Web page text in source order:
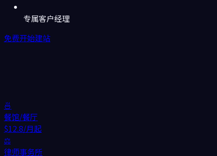
专属客户经理
免费开始建站
🍜
餐馆/餐厅
$12.8/月起
⚖️
律师事务所